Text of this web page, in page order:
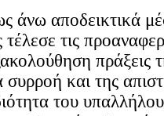
άνω αποδεικτικά
τις
πράξεις
και της
του